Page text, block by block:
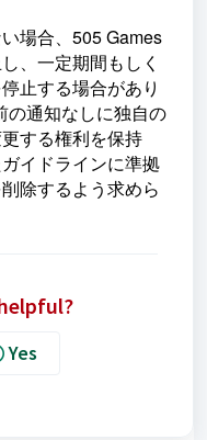
場合、505 Games
、一定期間もしく
止する場合があり
の通知なしに独自の
する権利を保持
イドラインに準拠
除するよう求めら
Yes